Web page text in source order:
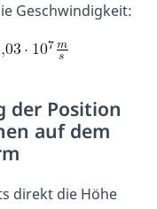
Geschwindigkeit:
der Position
auf dem
direkt die Höhe